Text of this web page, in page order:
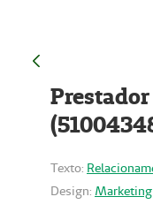
Texto:
Design: Marketing